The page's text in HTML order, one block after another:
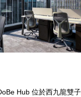
Hub 位於西九龍雙子